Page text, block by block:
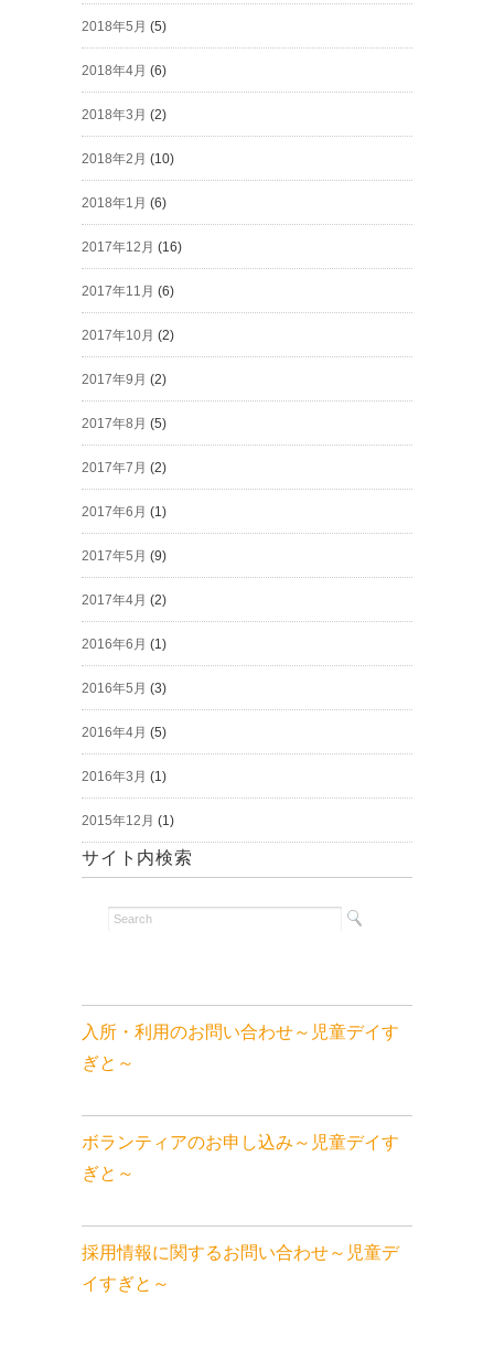
2018年5月 (5)
2018年4月 (6)
2018年3月 (2)
2018年2月 (10)
2018年1月 (6)
2017年12月 (16)
2017年11月 (6)
2017年10月 (2)
2017年9月 (2)
2017年8月 (5)
2017年7月 (2)
2017年6月 (1)
2017年5月 (9)
2017年4月 (2)
2016年6月 (1)
2016年5月 (3)
2016年4月 (5)
2016年3月 (1)
2015年12月 (1)
サイト内検索
入所・利用のお問い合わせ～児童デイす
ぎと～
ボランティアのお申し込み～児童デイす
ぎと～
採用情報に関するお問い合わせ～児童デ
イすぎと～